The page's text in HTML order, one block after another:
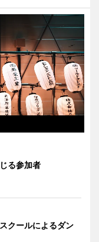
る参加者
クールによるダン